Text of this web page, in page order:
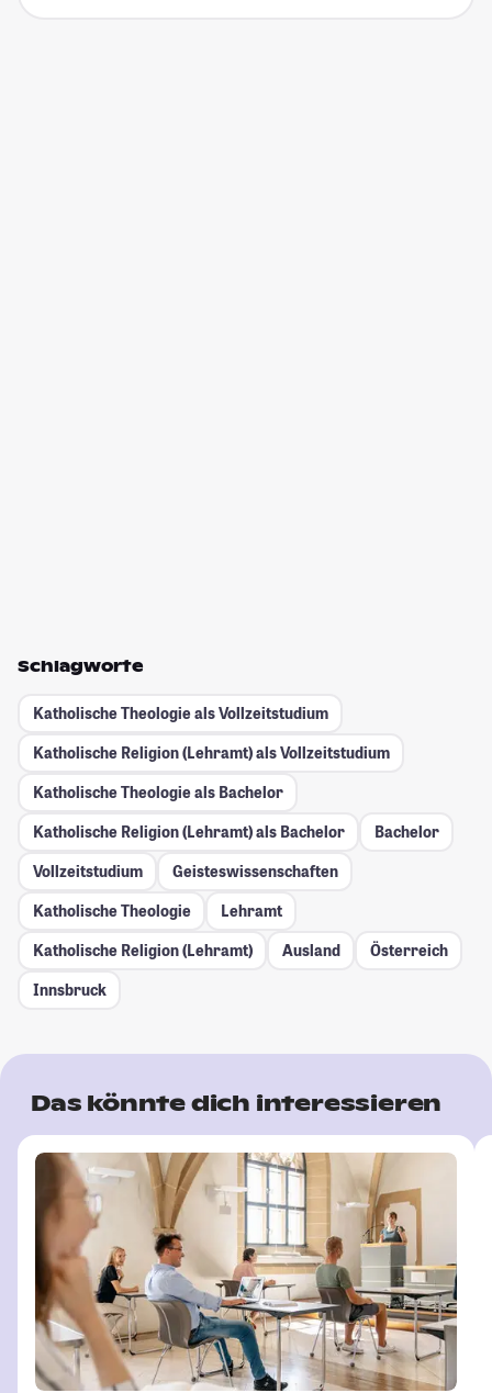
Schlagworte
Katholische Theologie als Vollzeitstudium
Katholische Religion (Lehramt) als Vollzeitstudium
Katholische Theologie als Bachelor
Katholische Religion (Lehramt) als Bachelor
Bachelor
Vollzeitstudium
Geisteswissenschaften
Katholische Theologie
Lehramt
Katholische Religion (Lehramt)
Ausland
Österreich
Innsbruck
Das könnte dich interessieren